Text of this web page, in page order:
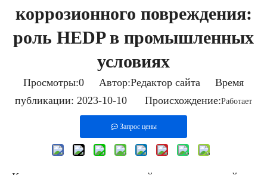
коррозионного повреждения:
роль HEDP в промышленных
условиях
Просмотры:0 Автор:Pедактор сайта Время
публикации: 2023-10-10 Происхождение:Работает
Запрос цены